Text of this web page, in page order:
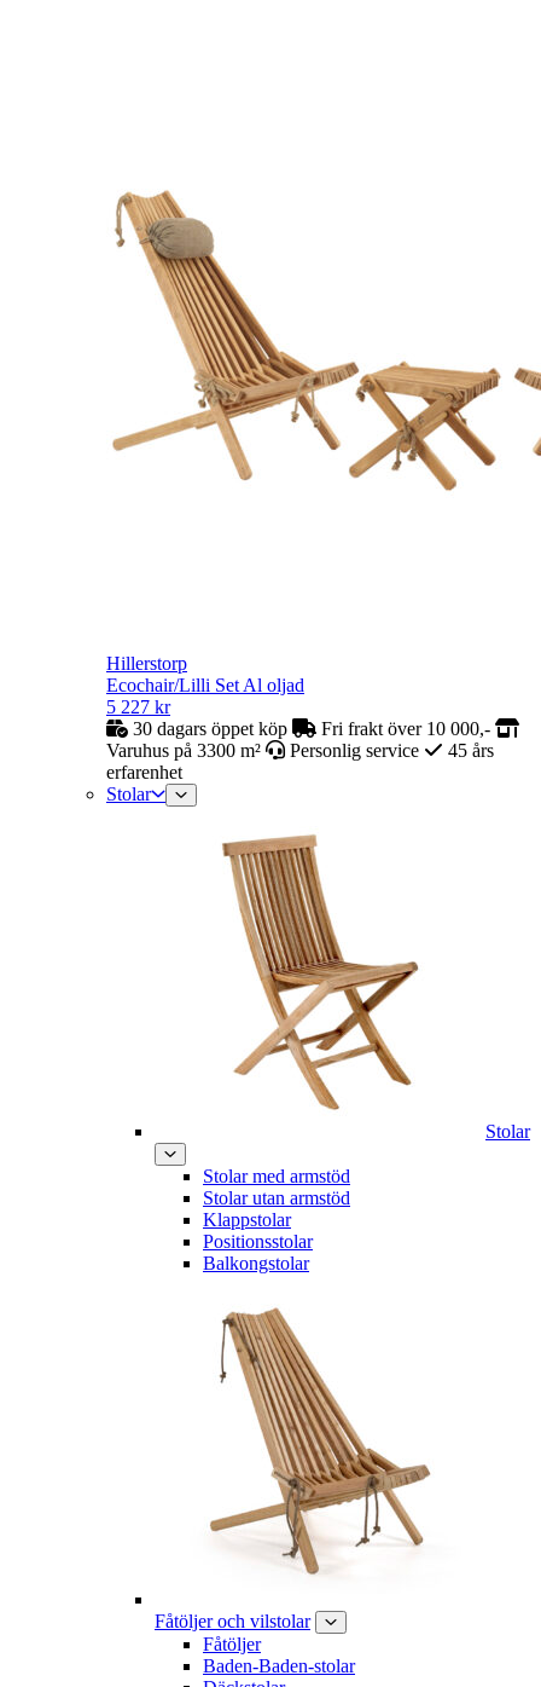
Hillerstorp
Ecochair/Lilli Set Al oljad
5 227 kr
30 dagars öppet köp
Fri frakt över 10 000,-
Varuhus på 3300 m²
Personlig service
45 års
erfarenhet
Stolar
Stolar
Stolar med armstöd
Stolar utan armstöd
Klappstolar
Positionsstolar
Balkongstolar
Fåtöljer och vilstolar
Fåtöljer
Baden-Baden-stolar